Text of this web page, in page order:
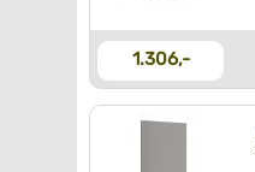
1.306,-